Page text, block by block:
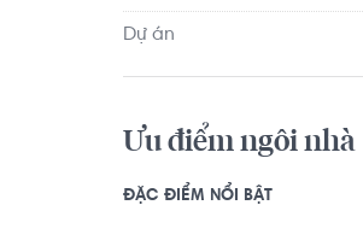
Dự án
Ưu điểm ngôi nhà
ĐẶC ĐIỂM NỔI BẬT